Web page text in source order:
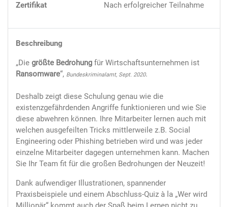
Zertifikat Nach erfolgreicher Teilnahme
Beschreibung
„Die größte Bedrohung für Wirtschaftsunternehmen ist
Ransomware“, Bundeskriminalamt, Sept. 2020.
Deshalb zeigt diese Schulung genau wie die
existenzgefährdenden Angriffe funktionieren und wie Sie
diese abwehren können. Ihre Mitarbeiter lernen auch mit
welchen ausgefeilten Tricks mittlerweile z.B. Social
Engineering oder Phishing betrieben wird und was jeder
einzelne Mitarbeiter dagegen unternehmen kann. Machen
Sie Ihr Team fit für die großen Bedrohungen der Neuzeit!
Dank aufwendiger Illustrationen, spannender
Praxisbeispiele und einem Abschluss-Quiz à la „Wer wird